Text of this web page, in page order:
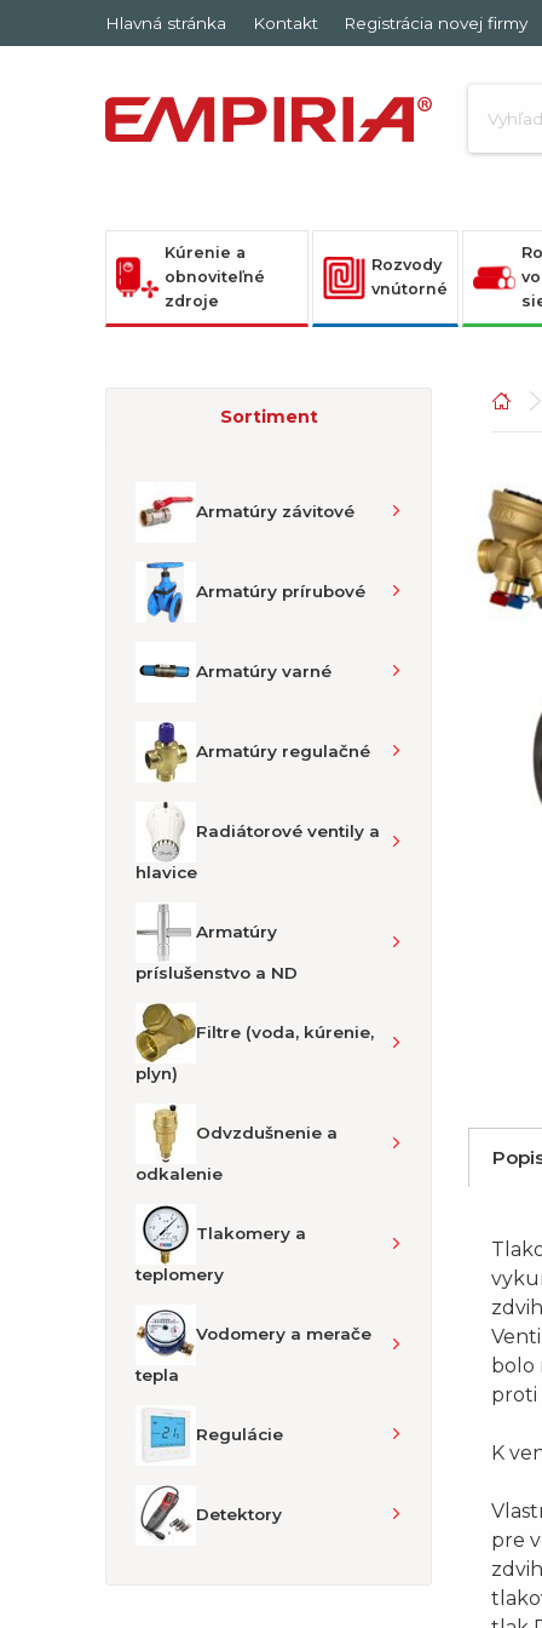
Hlavná stránka Kontakt Registrácia novej firmy
Kúrenie a
obnoviteľné
zdroje
Rozvody
vnútorné
Sortiment
Armatúry závitové
Armatúry prírubové
Armatúry varné
Armatúry regulačné
Radiátorové ventily a
hlavice
Armatúry
príslušenstvo a ND
Filtre (voda, kúrenie,
plyn)
Odvzdušnenie a
odkalenie
Tlakomery a
teplomery
Vodomery a merače
tepla
Regulácie
Detektory
bolo
proti
K
pre